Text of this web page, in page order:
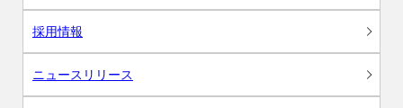
採用情報
ニュースリリース